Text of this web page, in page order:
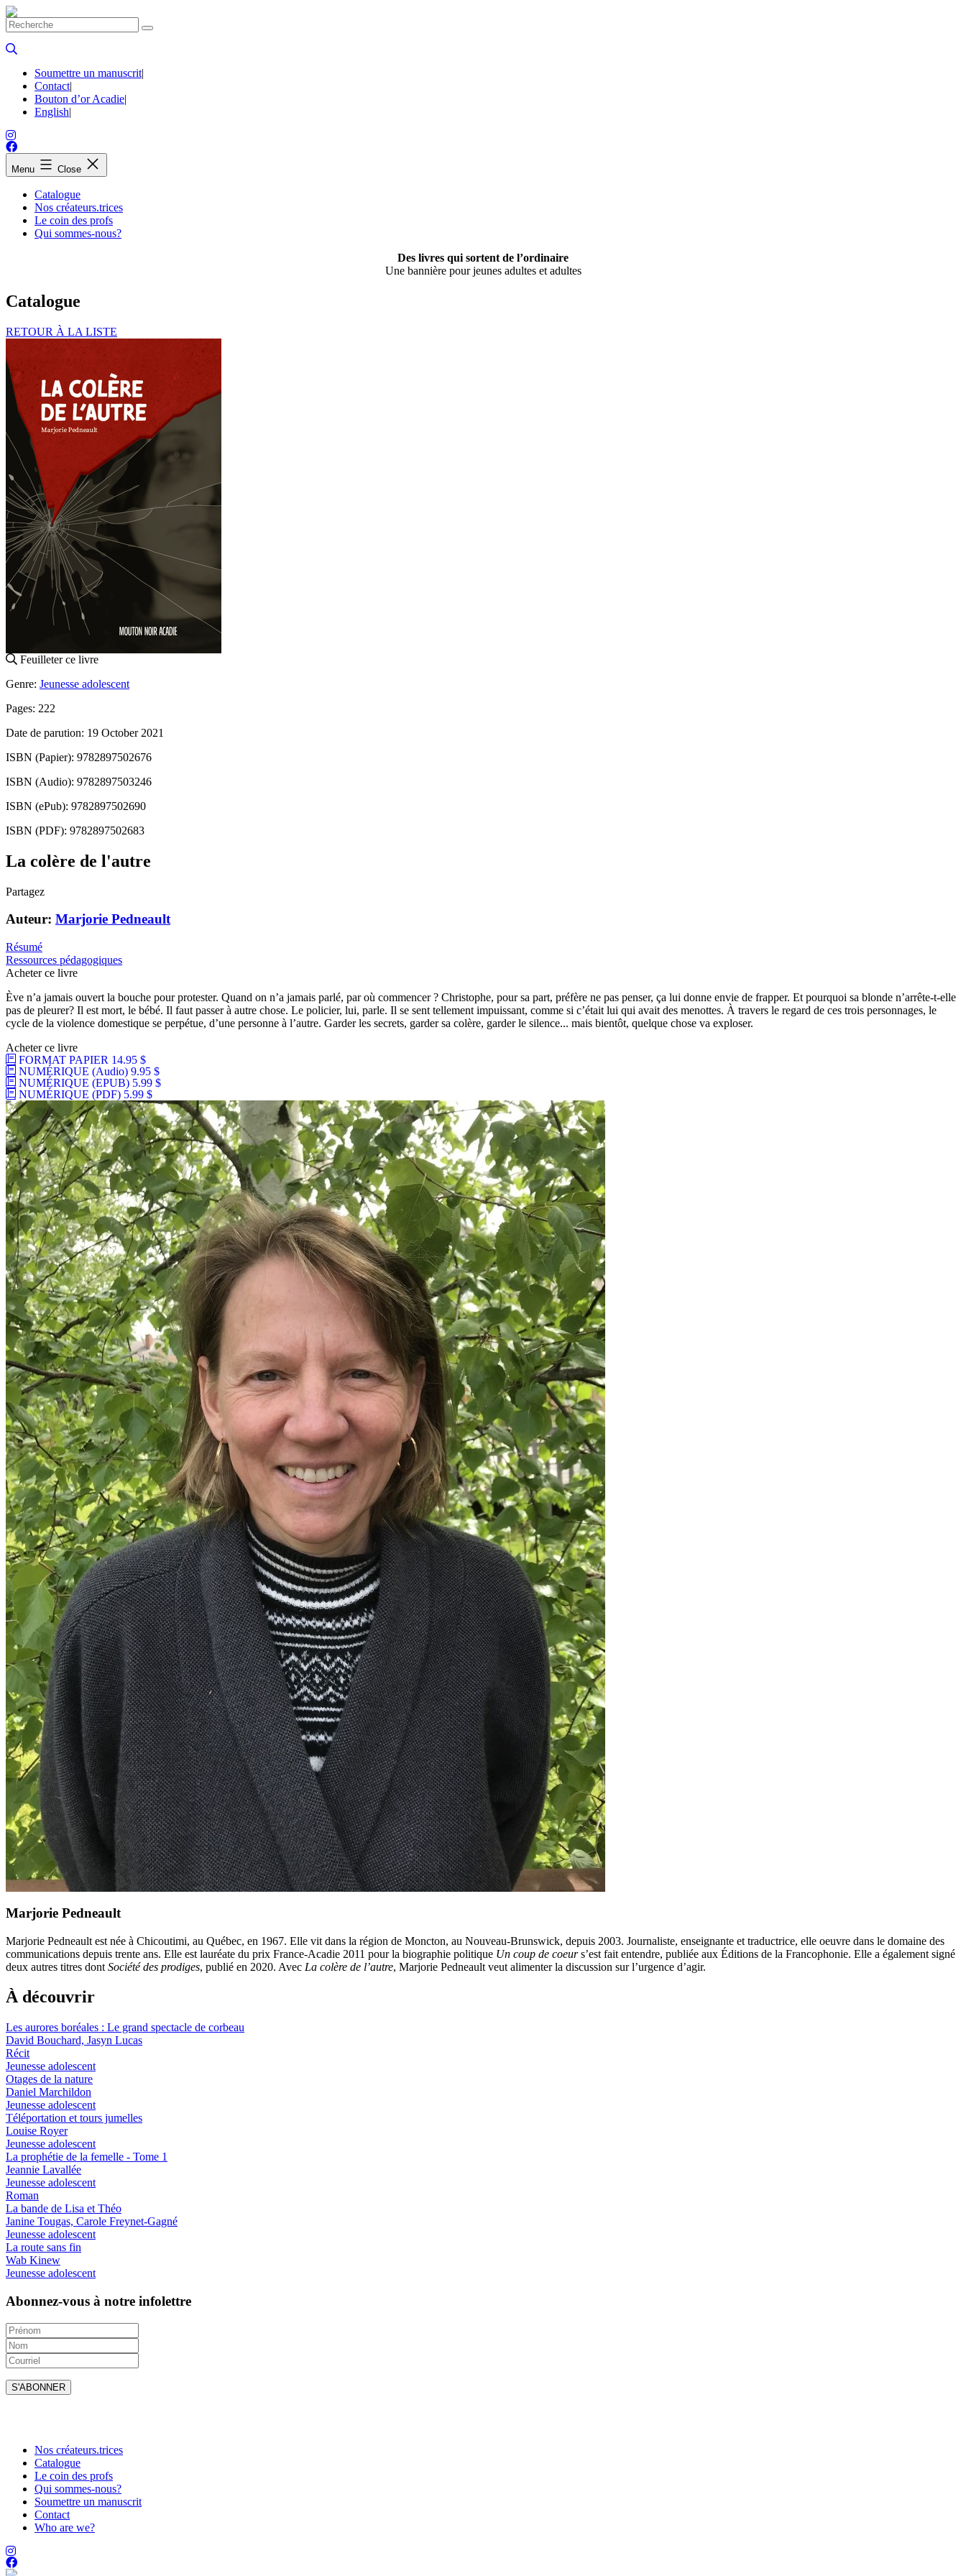
Skip
to
Soumettre un manuscrit|
Contact|
Bouton d’or Acadie|
English|
Menu Close
Catalogue
Nos créateurs.trices
Le coin des profs
Qui sommes-nous?
Des livres qui sortent de l’ordinaire
Une bannière pour jeunes adultes et adultes
Catalogue
RETOUR À LA LISTE
Feuilleter ce livre
Genre: Jeunesse adolescent
Pages: 222
Date de parution: 19 October 2021
ISBN (Papier): 9782897502676
ISBN (Audio): 9782897503246
ISBN (ePub): 9782897502690
ISBN (PDF): 9782897502683
La colère de l'autre
Partagez
Auteur: Marjorie Pedneault
Résumé
Ressources pédagogiques
Acheter ce livre
Ève n’a jamais ouvert la bouche pour protester. Quand on n’a jamais parlé, par où commencer ? Christophe, pour sa part, préfère ne pas penser, ça lui donne envie de frapper. Et pourquoi sa blonde n’arrête-t-elle
pas de pleurer? Il est mort, le bébé. Il faut passer à autre chose. Le policier, lui, parle. Il se sent tellement impuissant, comme si c’était lui qui avait des menottes. À travers le regard de ces trois personnages, le
cycle de la violence domestique se perpétue, d’une personne à l’autre. Garder les secrets, garder sa colère, garder le silence... mais bientôt, quelque chose va exploser.
Acheter ce livre
FORMAT PAPIER 14.95 $
NUMÉRIQUE (Audio) 9.95 $
NUMÉRIQUE (EPUB) 5.99 $
NUMÉRIQUE (PDF) 5.99 $
Marjorie Pedneault
Marjorie Pedneault est née à Chicoutimi, au Québec, en 1967. Elle vit dans la région de Moncton, au Nouveau-Brunswick, depuis 2003. Journaliste, enseignante et traductrice, elle oeuvre dans le domaine des
communications depuis trente ans. Elle est lauréate du prix France-Acadie 2011 pour la biographie politique Un coup de coeurs’est fait entendre, publiée aux Éditions de la Francophonie. Elle a également signé
deux autres titres dont Société des prodiges, publié en 2020. Avec La colère de l’autre, Marjorie Pedneault veut alimenter la discussion sur l’urgence d’agir.
À découvrir
Les aurores boréales : Le grand spectacle de corbeau
David Bouchard, Jasyn Lucas
Récit
Jeunesse adolescent
Otages de la nature
Daniel Marchildon
Jeunesse adolescent
Téléportation et tours jumelles
Louise Royer
Jeunesse adolescent
La prophétie de la femelle - Tome 1
Jeannie Lavallée
Jeunesse adolescent
Roman
La bande de Lisa et Théo
Janine Tougas, Carole Freynet-Gagné
Jeunesse adolescent
La route sans fin
Wab Kinew
Jeunesse adolescent
Abonnez-vous à notre infolettre
Nos créateurs.trices
Catalogue
Le coin des profs
Qui sommes-nous?
Soumettre un manuscrit
Contact
Who are we?